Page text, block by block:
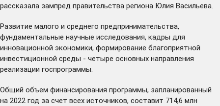
рассказала зампред правительства региона Юлия Васильева.
Развитие малого и среднего предпринимательства,
фундаментальные научные исследования, кадры для
инновационной экономики, формирование благоприятной
инвестиционной среды - четыре основных направления
реализации госпрограммы.
Общий объем финансирования программы, запланированный
на 2022 год за счет всех источников, составит 714,6 млн